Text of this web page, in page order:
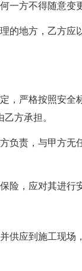
一方不得随意变
地方，乙方应
严格按照安全
方承担。
责，与甲方无
，应对其进行安
应到施工现场